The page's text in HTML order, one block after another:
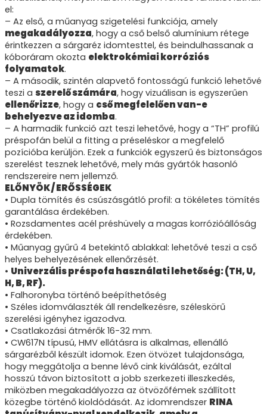
el:
– Az első, a műanyag szigetelési funkciója, amely
megakadályozza, hogy a cső belső alumínium rétege
érintkezzen a sárgaréz idomtesttel, és beindulhassanak a
kóboráram okozta elektrokémiai korróziós
folyamatok.
– A második, szintén alapvető fontosságú funkció lehetővé
teszi a szerelő számára, hogy vizuálisan is egyszerűen
ellenőrizze, hogy a cső megfelelően van-e
behelyezve az idomba.
– A harmadik funkció azt teszi lehetővé, hogy a “TH” profilú
préspofán belül a fitting a préseléskor a megfelelő
pozícióba kerüljön. Ezek a funkciók egyszerű és biztonságos
szerelést tesznek lehetővé, mely más gyártók hasonló
rendszereire nem jellemző.
ELŐNYÖK / ERŐSSÉGEK
• Dupla tömítés és csúszásgátló profil: a tökéletes tömítés
garantálása érdekében.
• Rozsdamentes acél préshüvely a magas korrózióállóság
érdekében.
• Műanyag gyűrű 4 betekintő ablakkal: lehetővé teszi a cső
helyes behelyezésének ellenőrzését.
• Univerzális préspofa használati lehetőség: (TH, U,
H, B, RF).
• Falhoronyba történő beépíthetőség
• Széles idomválaszték áll rendelkezésre, széleskörű
szerelési igényhez igazodva.
• Csatlakozási átmérők 16-32 mm.
• CW617N típusú, HMV ellátásra is alkalmas, ellenálló
sárgarézből készült idomok. Ezen ötvözet tulajdonsága,
hogy meggátolja a benne lévő cink kiválását, ezáltal
hosszú távon biztosított a jobb szerkezeti illeszkedés,
miközben megakadályozza az ötvözőfémek szállított
közegbe történő kioldódását. Az idomrendszer RINA